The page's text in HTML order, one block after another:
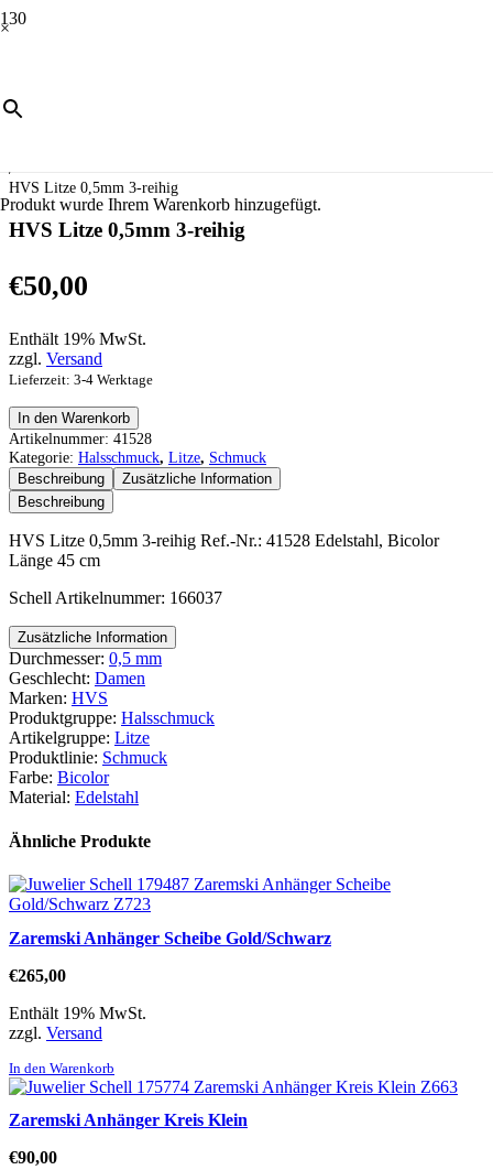
×
Produkt wurde Ihrem Warenkorb hinzugefügt.
Halsschmuck
/
HVS Litze 0,5mm 3-reihig
HVS Litze 0,5mm 3-reihig
€50,00
Enthält 19% MwSt.
zzgl. Versand
Lieferzeit: 3-4 Werktage
HVS
Litze
0,5mm
3-
reihig
Menge
In den Warenkorb
Artikelnummer: 41528
Kategorie: Halsschmuck, Litze, Schmuck
Beschreibung
Zusätzliche Information
Beschreibung
HVS Litze 0,5mm 3-reihig Ref.-Nr.: 41528 Edelstahl, Bicolor
Länge 45 cm
Schell Artikelnummer: 166037
Zusätzliche Information
Durchmesser: 0,5 mm
Geschlecht: Damen
Marken: HVS
Produktgruppe: Halsschmuck
Artikelgruppe: Litze
Produktlinie: Schmuck
Farbe: Bicolor
Material: Edelstahl
Ähnliche Produkte
Zaremski Anhänger Scheibe Gold/Schwarz
€265,00
Enthält 19% MwSt.
zzgl. Versand
In den Warenkorb
Zaremski Anhänger Kreis Klein
€90,00